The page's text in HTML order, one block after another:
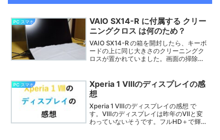
PC スマホ
VAIO SX14-R に付属する クリー
ニングクロス は何のため？
VAIO SX14-R の箱を開封したら、キーボ
ードの上に同じ大きさのクリーニングク
ロスが置かれていました。画面の掃除用
ボードの上に置いて使ってくださいとだ
けありました。理由は書いてありません
でした。そこで私なりに考えてみまし
た。
PC スマホ
Xperia 1 Ⅷのディスプレイの感
想
Xperia 1 Ⅷのディスプレイの感想 で
す。Ⅷのディスプレイは昨年のⅦと変
わっていないそうです。フルHD＋で輝度